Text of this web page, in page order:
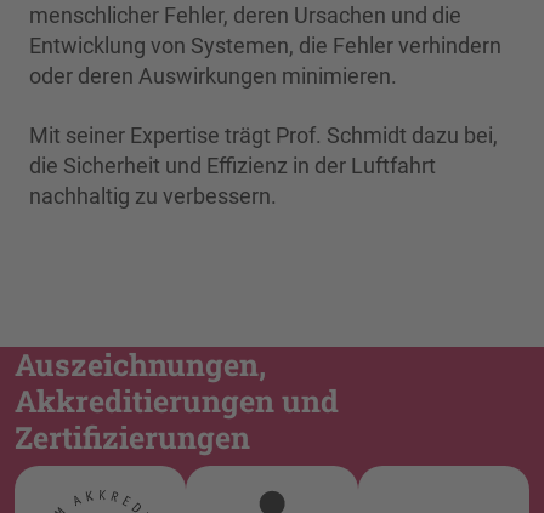
menschlicher Fehler, deren Ursachen und die
Entwicklung von Systemen, die Fehler verhindern
oder deren Auswirkungen minimieren.
Mit seiner Expertise trägt Prof. Schmidt dazu bei,
die Sicherheit und Effizienz in der Luftfahrt
nachhaltig zu verbessern.
Auszeichnungen,
Akkreditierungen und
Zertifizierungen